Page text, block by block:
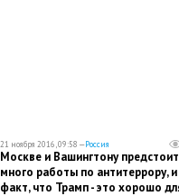
21 ноября 2016, 09:58 —Россия
Москве и Вашингтону предстоит
много работы по антитеррору, и
факт, что Трамп - это хорошо